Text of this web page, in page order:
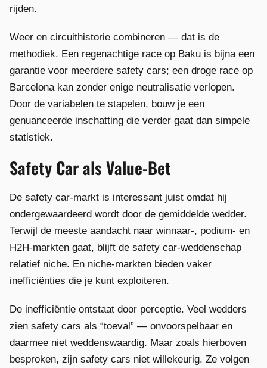
rijden.
Weer en circuithistorie combineren — dat is de
methodiek. Een regenachtige race op Baku is bijna een
garantie voor meerdere safety cars; een droge race op
Barcelona kan zonder enige neutralisatie verlopen.
Door de variabelen te stapelen, bouw je een
genuanceerde inschatting die verder gaat dan simpele
statistiek.
Safety Car als Value-Bet
De safety car-markt is interessant juist omdat hij
ondergewaardeerd wordt door de gemiddelde wedder.
Terwijl de meeste aandacht naar winnaar-, podium- en
H2H-markten gaat, blijft de safety car-weddenschap
relatief niche. En niche-markten bieden vaker
inefficiënties die je kunt exploiteren.
De inefficiëntie ontstaat door perceptie. Veel wedders
zien safety cars als “toeval” — onvoorspelbaar en
daarmee niet weddenswaardig. Maar zoals hierboven
besproken, zijn safety cars niet willekeurig. Ze volgen